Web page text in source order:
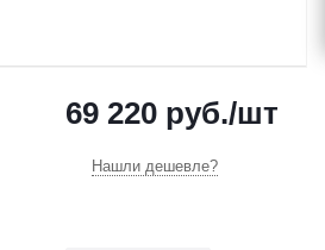
69 220руб./шт
Нашли дешевле?